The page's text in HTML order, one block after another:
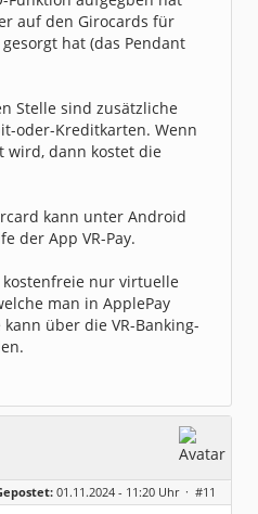
auf den Girocards für
hat (das Pendant
Stelle sind zusätzliche
oder-Kreditkarten. Wenn
wird, dann kostet die
kann unter Android
der App VR-Pay.
kostenfreie nur virtuelle
man in ApplePay
über die VR-Banking-
01.11.2024 - 11:20 Uhr · #11